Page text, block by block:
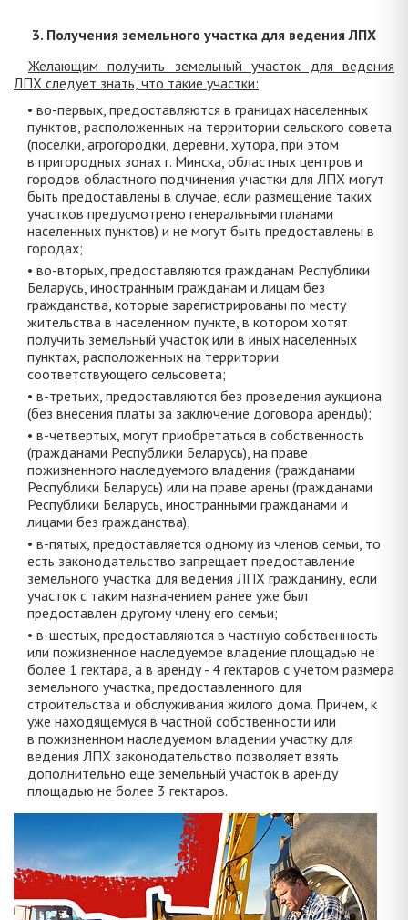
3. Получения земельного участка для ведения ЛПХ
Желающим получить земельный участок для ведения
ЛПХ следует знать, что такие участки:
• во-первых, предоставляются в границах населенных
пунктов, расположенных на территории сельского совета
(поселки, агрогородки, деревни, хутора, при этом
в пригородных зонах г. Минска, областных центров и
городов областного подчинения участки для ЛПХ могут
быть предоставлены в случае, если размещение таких
участков предусмотрено генеральными планами
населенных пунктов) и не могут быть предоставлены в
городах;
• во-вторых, предоставляются гражданам Республики
Беларусь, иностранным гражданам и лицам без
гражданства, которые зарегистрированы по месту
жительства в населенном пункте, в котором хотят
получить земельный участок или в иных населенных
пунктах, расположенных на территории
соответствующего сельсовета;
• в-третьих, предоставляются без проведения аукциона
(без внесения платы за заключение договора аренды);
• в-четвертых, могут приобретаться в собственность
(гражданами Республики Беларусь), на праве
пожизненного наследуемого владения (гражданами
Республики Беларусь) или на праве арены (гражданами
Республики Беларусь, иностранными гражданами и
лицами без гражданства);
• в-пятых, предоставляется одному из членов семьи, то
есть законодательство запрещает предоставление
земельного участка для ведения ЛПХ гражданину, если
участок с таким назначением ранее уже был
предоставлен другому члену его семьи;
• в-шестых, предоставляются в частную собственность
или пожизненное наследуемое владение площадью не
более 1 гектара, а в аренду - 4 гектаров с учетом размера
земельного участка, предоставленного для
строительства и обслуживания жилого дома. Причем, к
уже находящемуся в частной собственности или
в пожизненном наследуемом владении участку для
ведения ЛПХ законодательство позволяет взять
дополнительно еще земельный участок в аренду
площадью не более 3 гектаров.